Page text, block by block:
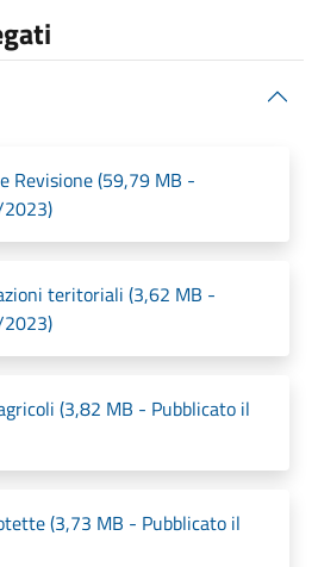
Revisione (59,79 MB -
teritoriali (3,62 MB -
(3,82 MB - Pubblicato il
(3,73 MB - Pubblicato il